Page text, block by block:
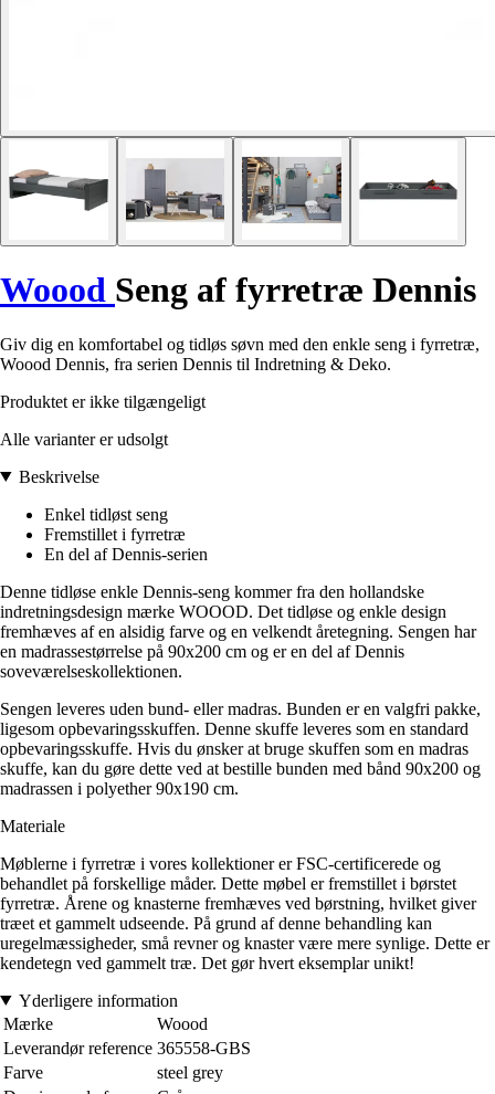
Woood Seng af fyrretræ Dennis
Giv dig en komfortabel og tidløs søvn med den enkle seng i fyrretræ,
Woood Dennis, fra serien Dennis til Indretning & Deko.
Produktet er ikke tilgængeligt
Alle varianter er udsolgt
Beskrivelse
Enkel tidløst seng
Fremstillet i fyrretræ
En del af Dennis-serien
Denne tidløse enkle Dennis-seng kommer fra den hollandske
indretningsdesign mærke WOOOD. Det tidløse og enkle design
fremhæves af en alsidig farve og en velkendt åretegning. Sengen har
en madrassestørrelse på 90x200 cm og er en del af Dennis
soveværelseskollektionen.
Sengen leveres uden bund- eller madras. Bunden er en valgfri pakke,
ligesom opbevaringsskuffen. Denne skuffe leveres som en standard
opbevaringsskuffe. Hvis du ønsker at bruge skuffen som en madras
skuffe, kan du gøre dette ved at bestille bunden med bånd 90x200 og
madrassen i polyether 90x190 cm.
Materiale
Møblerne i fyrretræ i vores kollektioner er FSC-certificerede og
behandlet på forskellige måder. Dette møbel er fremstillet i børstet
fyrretræ. Årene og knasterne fremhæves ved børstning, hvilket giver
træet et gammelt udseende. På grund af denne behandling kan
uregelmæssigheder, små revner og knaster være mere synlige. Dette er
kendetegn ved gammelt træ. Det gør hvert eksemplar unikt!
Yderligere information
Mærke
Woood
Leverandør reference 365558-GBS
Farve
steel grey